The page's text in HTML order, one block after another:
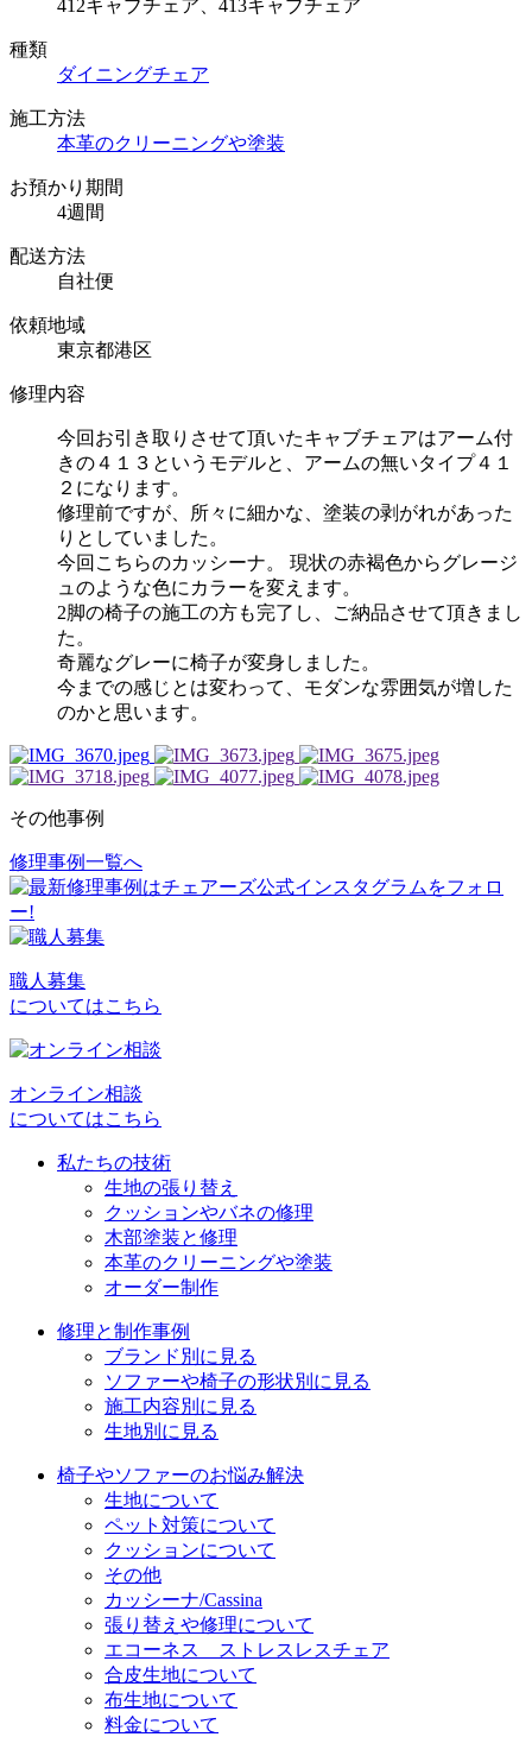
412キャブチェア、413キャブチェア
種類
ダイニングチェア
施工方法
本革のクリーニングや塗装
お預かり期間
4週間
配送方法
自社便
依頼地域
東京都港区
修理内容
今回お引き取りさせて頂いたキャブチェアはアーム付
きの４１３というモデルと、アームの無いタイプ４１
２になります。
修理前ですが、所々に細かな、塗装の剥がれがあった
りとしていました。
今回こちらのカッシーナ。 現状の赤褐色からグレージ
ュのような色にカラーを変えます。
2脚の椅子の施工の方も完了し、ご納品させて頂きまし
た。
奇麗なグレーに椅子が変身しました。
今までの感じとは変わって、モダンな雰囲気が増した
のかと思います。
その他事例
投
稿
ナ
ビ
ゲ
ー
シ
ョ
修理事例一覧へ
職人募集
についてはこちら
オンライン相談
についてはこちら
私たちの技術
生地の張り替え
クッションやバネの修理
木部塗装と修理
本革のクリーニングや塗装
オーダー制作
修理と制作事例
ブランド別に見る
ソファーや椅子の形状別に見る
施工内容別に見る
生地別に見る
椅子やソファーのお悩み解決
生地について
ペット対策について
クッションについて
その他
カッシーナ/Cassina
張り替えや修理について
エコーネス ストレスレスチェア
合皮生地について
布生地について
料金について